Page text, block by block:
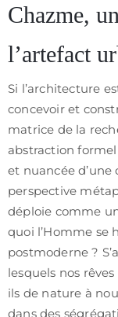
Chazme,
l’artefact
Si l’architecture
concevoir et
matrice de la
abstraction
et nuancée
perspective
déploie comme
quoi l’Homme se
postmoderne ?
lesquels nos
ils de nature à
dans des